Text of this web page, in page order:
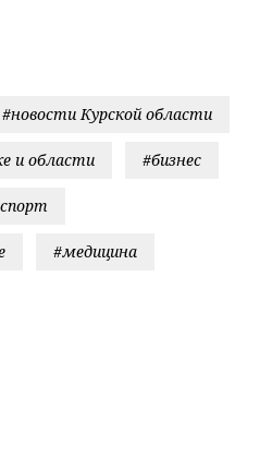
#новости Курской области
и области #бизнес
#медицина